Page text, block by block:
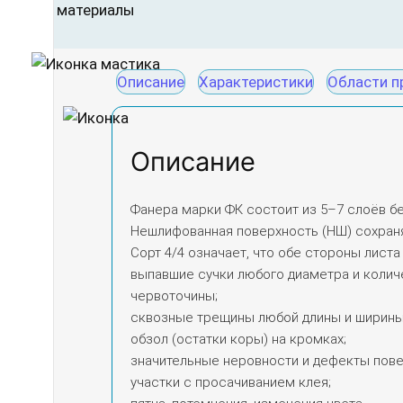
Описание Характеристики Области
Описание
Фанера марки ФК состоит из 5–7 слоёв
Нешлифованная поверхность (НШ)
Сорт 4/4 означает, что обе стороны
выпавшие сучки любого диаметра и
червоточины;
сквозные трещины любой длины и
обзол (остатки коры) на кромках;
значительные неровности и дефекты
участки с просачиванием клея;